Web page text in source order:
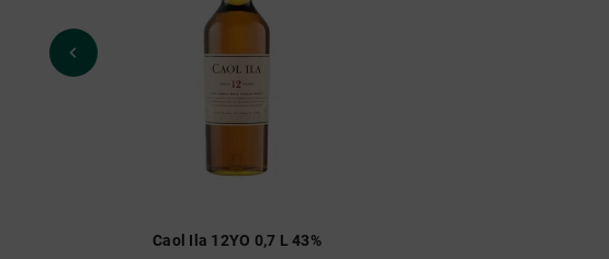
Caol Ila 12YO 0,7 L 43%